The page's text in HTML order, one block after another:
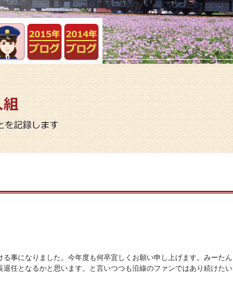
事になりました。今年度も何卒宜しくお願い申し上げます。みーたん
任となるかと思います。と言いつつも沿線のファンではあり続けたい